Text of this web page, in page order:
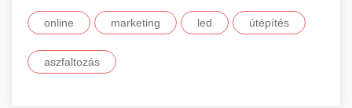
online marketing led útépítés
aszfaltozás